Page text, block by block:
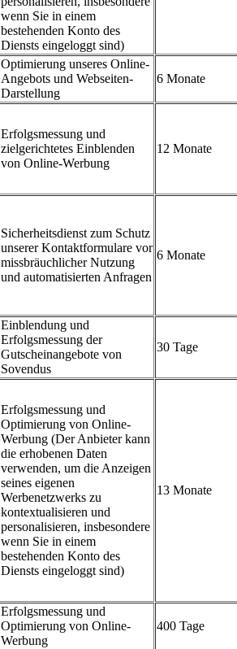
wenn Sie in einem
bestehenden Konto des
Diensts eingeloggt sind)
Optimierung unseres Online-
Angebots und Webseiten-
Darstellung
6 Monate
Erfolgsmessung und
zielgerichtetes Einblenden
von Online-Werbung
12 Monate
Sicherheitsdienst zum Schutz
unserer Kontaktformulare vor
missbräuchlicher Nutzung
und automatisierten Anfragen
6 Monate
Einblendung und
Erfolgsmessung der
Gutscheinangebote von
Sovendus
30 Tage
Erfolgsmessung und
Optimierung von Online-
Werbung (Der Anbieter kann
die erhobenen Daten
verwenden, um die Anzeigen
seines eigenen
Werbenetzwerks zu
kontextualisieren und
personalisieren, insbesondere
wenn Sie in einem
bestehenden Konto des
Diensts eingeloggt sind)
13 Monate
Erfolgsmessung und
Optimierung von Online-
Werbung
400 Tage